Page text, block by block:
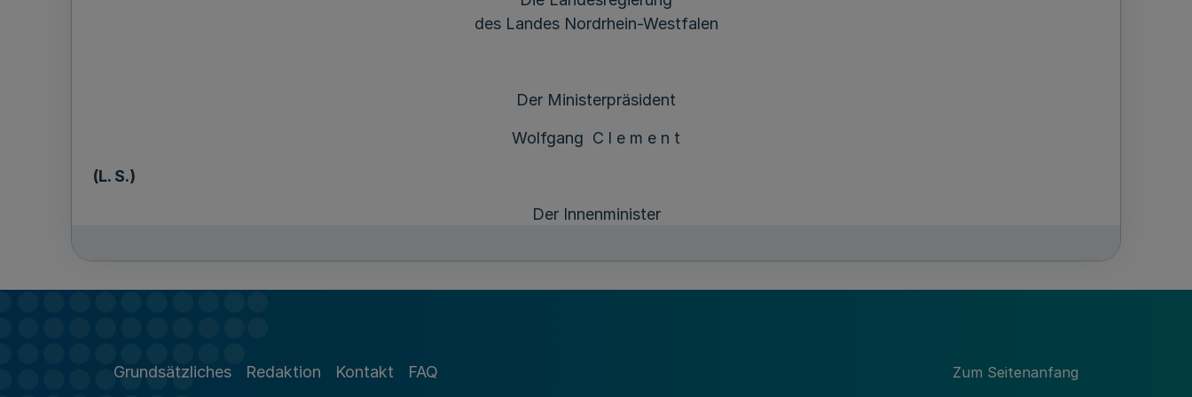
des Landes Nordrhein-Westfalen
Der Ministerpräsident
Wolfgang C l e m e n t
(L. S.)
Der Innenminister
Grundsätzliches Redaktion Kontakt FAQ Zum Seitenanfang